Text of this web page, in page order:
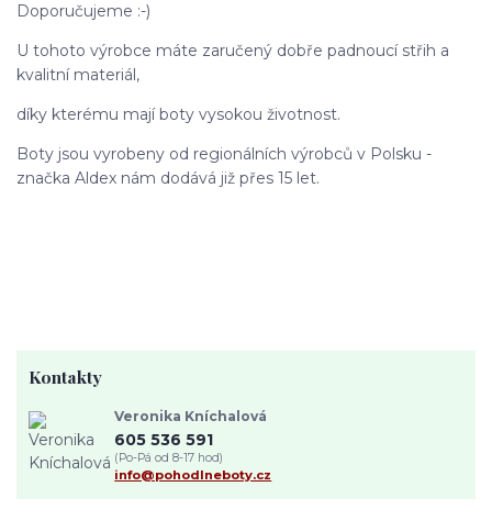
Doporučujeme :-)
U tohoto výrobce máte zaručený dobře padnoucí střih a
kvalitní materiál,
díky kterému mají boty vysokou životnost.
Boty jsou vyrobeny od regionálních výrobců v Polsku -
značka Aldex nám dodává již přes 15 let.
Kontakty
Veronika Kníchalová
605 536 591
(Po-Pá od 8-17 hod)
info@pohodlneboty.cz